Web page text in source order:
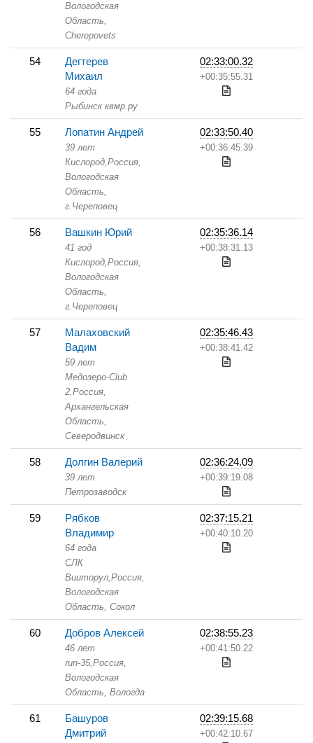
Вологодская
Область,
Cherepovets
54
Дегтерев
Михаил
64 года
Рыбинск квмр.ру
02:33:00.32
+00:35:55.31
55 Лопатин Андрей
39 лет
Кислород,Россия,
Вологодская
Область,
г.Череповец
02:33:50.40
+00:36:45.39
56 Вашкин Юрий
41 год
Кислород,Россия,
Вологодская
Область,
г.Череповец
02:35:36.14
+00:38:31.13
57
Малаховский
Вадим
59 лет
Медозеро-Club
2,Россия,
Архангельская
Область,
Северодвинск
02:35:46.43
+00:38:41.42
58 Долгин Валерий
39 лет
Петрозаводск
02:36:24.09
+00:39:19.08
59
Рябков
Владимир
64 года
СЛК
Вииторул,Россия,
Вологодская
Область, Сокол
02:37:15.21
+00:40:10.20
60 Добров Алексей
46 лет
run-35,Россия,
Вологодская
Область, Вологда
02:38:55.23
+00:41:50.22
61
Башуров
Дмитрий
02:39:15.68
+00:42:10.67